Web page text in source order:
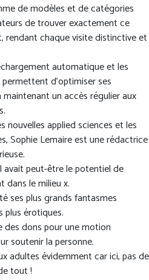
de modèles et de catégories
de trouver exactement ce
rendant chaque visite distinctive et
automatique et les
d’optimiser ses
un accès régulier aux
nouvelles applied sciences et les
Sophie Lemaire est une rédactrice
avait peut-être le potentiel de
dans le milieu x.
ses plus grands fantasmes
plus érotiques.
des dons pour une motion
soutenir la personne.
adultes évidemment car ici, pas de
tout !